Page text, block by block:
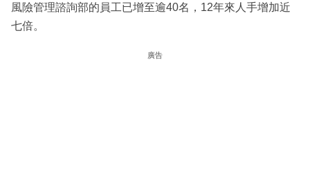
風險管理諮詢部的員工已增至逾40名，12年來人手增加近
七倍。
廣告